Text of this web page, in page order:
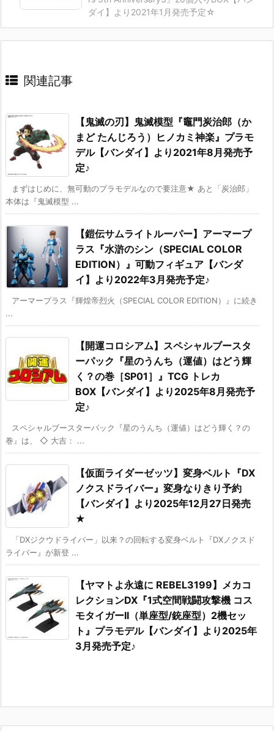
ダイ】より2021年1月発売予定☆
関連記事
【鬼滅の刃】鬼滅模型『竈門炭治郎（か
まど たんじろう）ヒノカミ神楽』プラモ
デル【バンダイ】より2021年8月発売予
定♪
まずはじめに、無可動のプラモデルなので要注意★ あと「炭治郎」
本体は『鬼滅模型 ...
【鎧伝サムライトルーパー】アーマープ
ラス『水滸のシン（SPECIAL COLOR
EDITION）』可動フィギュア【バンダ
イ】より2022年3月発売予定♪
アーマープラス『輝煌帝烈火（SPECIAL COLOR EDITION）』に続き
...
【開運コロシアム】スペシャルブースタ
ーパック『星のうんち（運値）はどう輝
く？の巻［SP01］』TCG トレカ
BOX【バンダイ】より2025年8月発売予
定♪
スペシャルブースターパック『星のうんち（運値）はどう輝く？の
巻』は、 ◇ 大吉： ...
【仮面ライダーゼッツ】変身ベルト『DX
ノクスドライバー』変身なりきり予約
【バンダイ】より2025年12月27日発売
★
「DXジクウドライバー」以来？の回転する変身ベルト『DXノクスド
ライバー』が新登 ...
【ヤマトよ永遠に REBEL3199】メカコ
レクションDX『1式空間戦闘攻撃機 コス
モタイガーII（単座型/銃座型）2機セッ
ト』プラモデル【バンダイ】より2025年
3月発売予定♪